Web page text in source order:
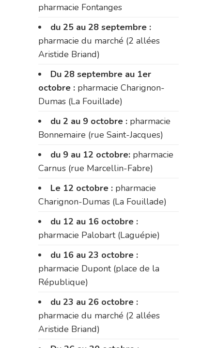
pharmacie Fontanges
du 25 au 28 septembre :
pharmacie du marché (2 allées
Aristide Briand)
Du 28 septembre au 1er
octobre : pharmacie Charignon-
Dumas (La Fouillade)
du 2 au 9 octobre : pharmacie
Bonnemaire (rue Saint-Jacques)
du 9 au 12 octobre: pharmacie
Carnus (rue Marcellin-Fabre)
Le 12 octobre : pharmacie
Charignon-Dumas (La Fouillade)
du 12 au 16 octobre :
pharmacie Palobart (Laguépie)
du 16 au 23 octobre :
pharmacie Dupont (place de la
République)
du 23 au 26 octobre :
pharmacie du marché (2 allées
Aristide Briand)